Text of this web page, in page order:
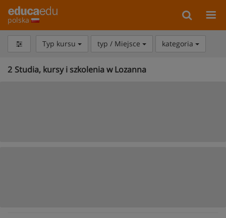
polska
Typ kursu typ / Miejsce kategoria
2 Studia, kursy i szkolenia w Lozanna